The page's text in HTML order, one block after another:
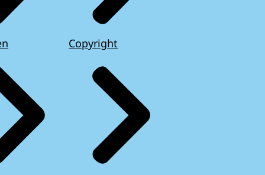
Copyright